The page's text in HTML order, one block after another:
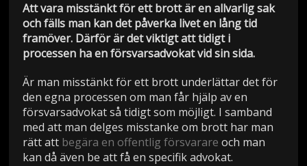
Att vara misstänkt för ett brott är en allvarlig sak
och fälls man kan det påverka livet en lång tid
framöver. Därför är det viktigt att tidigt i
processen ha en försvarsadvokat vid sin sida.
Är man misstänkt för ett brott underlättar det för
den egna processen om man får hjälp av en
försvarsadvokat så tidigt som möjligt. I samband
med att man delges misstanke om brott har man
rätt att begära en offentlig försvarare och man
kan då även be att få en specifik advokat.